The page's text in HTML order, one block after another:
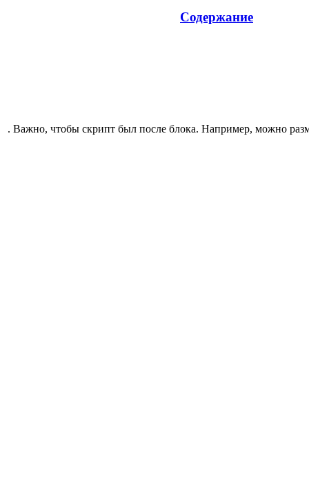
Содержание
. Важно, чтобы скрипт был после блока. Например, можно